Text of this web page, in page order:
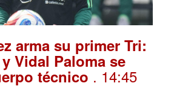
arma su primer Tri:
Vidal Paloma se
técnico . 14:45